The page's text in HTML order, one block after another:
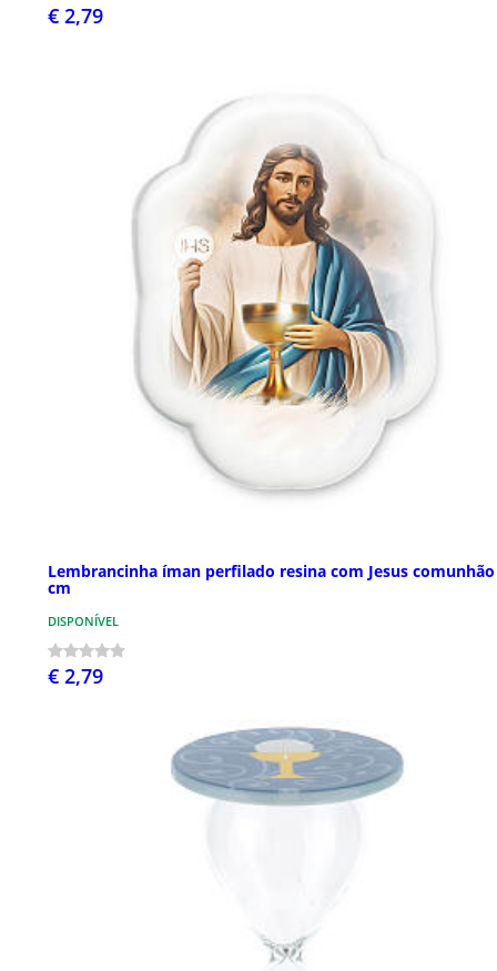
€ 2,79
Lembrancinha íman perfilado resina com Jesus
cm
DISPONÍVEL
€ 2,79